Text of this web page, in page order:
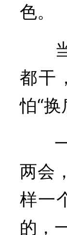
色。
当
都干
怕“换
一
两会
样一
的，